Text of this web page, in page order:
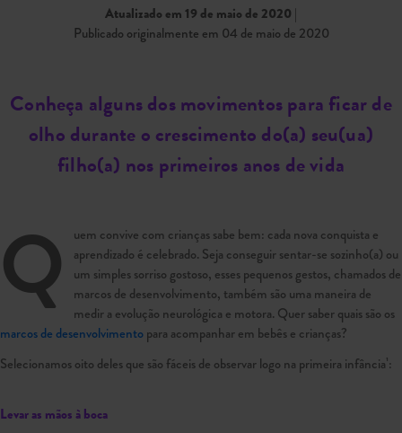
Atualizado em 19 de maio de 2020 |
Publicado originalmente em 04 de maio de 2020
Conheça alguns dos movimentos para ficar de
olho durante o crescimento do(a) seu(ua)
filho(a) nos primeiros anos de vida
Q
uem convive com crianças sabe bem: cada nova conquista e
aprendizado é celebrado. Seja conseguir sentar-se sozinho(a) ou
um simples sorriso gostoso, esses pequenos gestos, chamados de
marcos de desenvolvimento, também são uma maneira de
medir a evolução neurológica e motora. Quer saber quais são os
marcos de desenvolvimentopara acompanhar em bebês e crianças?
Selecionamos oito deles que são fáceis de observar logo na primeira infância¹:
Levar as mãos à boca